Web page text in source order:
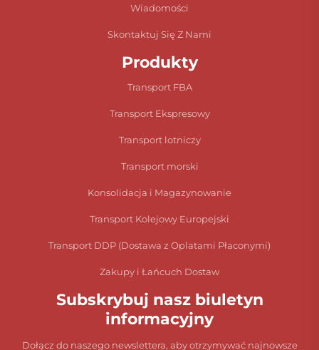
Wiadomości
Skontaktuj Się Z Nami
Produkty
Transport FBA
Transport Ekspresowy
Transport lotniczy
Transport morski
Konsolidacja i Magazynowanie
Transport Kolejowy Europejski
Transport DDP (Dostawa z Oplatami Płaconymi)
Zakupy i Łańcuch Dostaw
Subskrybuj nasz biuletyn
informacyjny
Dołącz do naszego newslettera, aby otrzymywać najnowsze